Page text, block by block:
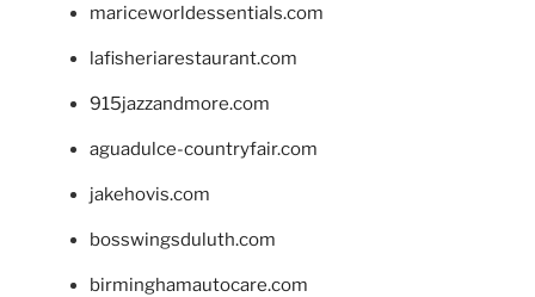
mariceworldessentials.com
lafisheriarestaurant.com
915jazzandmore.com
aguadulce-countryfair.com
jakehovis.com
bosswingsduluth.com
birminghamautocare.com